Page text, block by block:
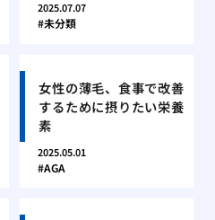
2025.07.07
未分類
女性の薄毛、食事で改善
するために摂りたい栄養
素
2025.05.01
AGA